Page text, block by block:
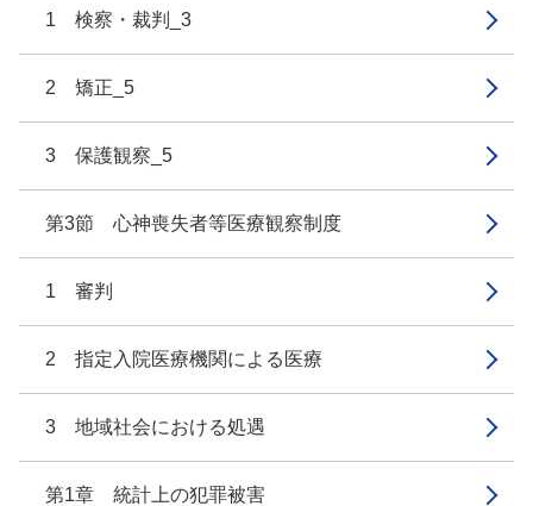
1 検察・裁判_3
2 矯正_5
3 保護観察_5
第3節 心神喪失者等医療観察制度
1 審判
2 指定入院医療機関による医療
3 地域社会における処遇
第1章 統計上の犯罪被害